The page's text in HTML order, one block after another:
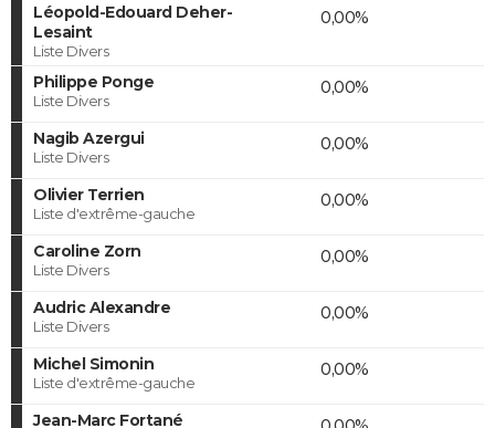
Léopold-Edouard Deher-
Lesaint
Liste Divers
0,00%
Philippe Ponge
Liste Divers
0,00%
Nagib Azergui
Liste Divers
0,00%
Olivier Terrien
Liste d'extrême-gauche
0,00%
Caroline Zorn
Liste Divers
0,00%
Audric Alexandre
Liste Divers
0,00%
Michel Simonin
Liste d'extrême-gauche
0,00%
Jean-Marc Fortané